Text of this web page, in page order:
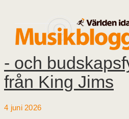
- och
från King Jims
4 juni 2026